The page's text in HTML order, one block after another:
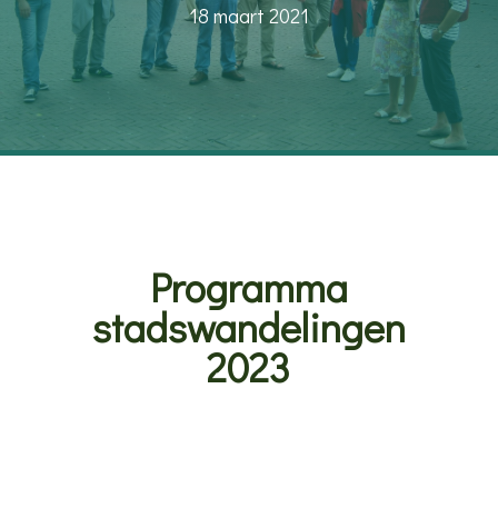
18 maart 2021
Programma
stadswandelingen
2023